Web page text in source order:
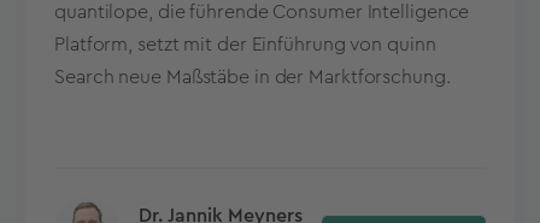
quantilope, die führende Consumer Intelligence
Platform, setzt mit der Einführung von quinn
Search neue Maßstäbe in der Marktforschung.
Dr. Jannik Meyners